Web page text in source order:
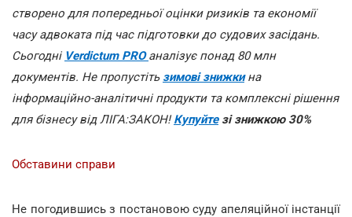
створено для попередньої оцінки ризиків та економії
часу адвоката під час підготовки до судових засідань.
Сьогодні Verdictum PROаналізує понад 80 млн
документів. Не пропустіть зимові знижкина
інформаційно-аналітичні продукти та комплексні рішення
для бізнесу від ЛІГА:ЗАКОН! Купуйтезі знижкою 30%
Обставини справи
Не погодившись з постановою суду апеляційної інстанції